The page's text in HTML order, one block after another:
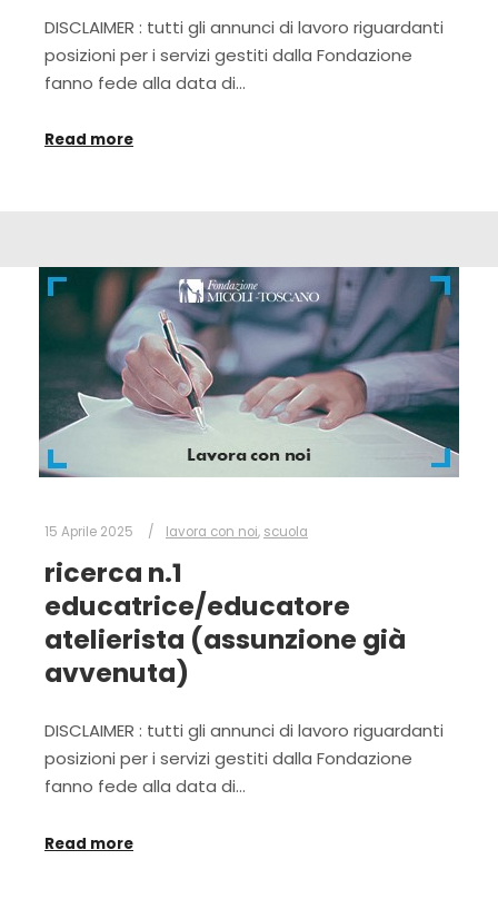
DISCLAIMER : tutti gli annunci di lavoro riguardanti
posizioni per i servizi gestiti dalla Fondazione
fanno fede alla data di…
Read more
15 Aprile 2025 lavora con noi, scuola
ricerca n.1
educatrice/educatore
atelierista (assunzione già
avvenuta)
DISCLAIMER : tutti gli annunci di lavoro riguardanti
posizioni per i servizi gestiti dalla Fondazione
fanno fede alla data di…
Read more